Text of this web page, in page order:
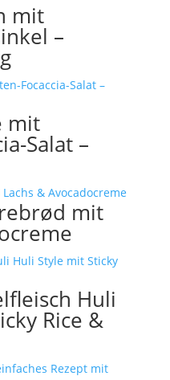
mit
–
mit
Salat –
mit
Huli
Rice &